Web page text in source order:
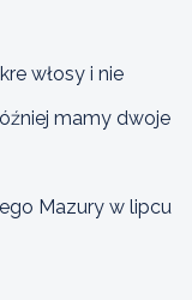
włosy i nie
mamy dwoje
Mazury w lipcu